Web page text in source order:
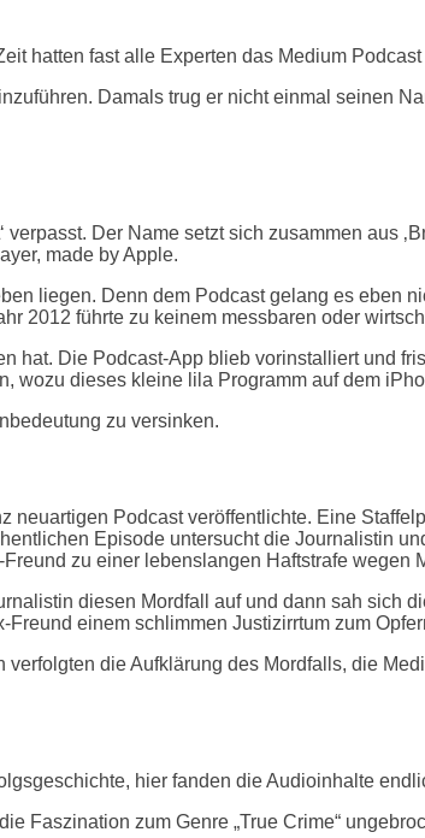
hatten fast alle Experten das Medium Podcast
Damals trug er nicht einmal seinen
Der Name setzt sich zusammen aus
made by Apple.
liegen. Denn dem Podcast gelang es eben
2012 führte zu keinem messbaren oder
hat. Die Podcast-App blieb vorinstalliert und
wozu dieses kleine lila Programm auf dem
zu versinken.
Podcast veröffentlichte. Eine
Episode untersucht die Journalistin
zu einer lebenslangen Haftstrafe wegen
diesen Mordfall auf und dann sah sich
einem schlimmen Justizirrtum zum
die Aufklärung des Mordfalls, die
hier fanden die Audioinhalte
Faszination zum Genre „True Crime“